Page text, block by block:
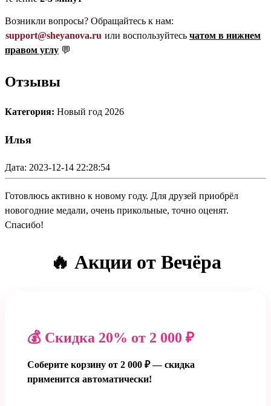
Возникли вопросы? Обращайтесь к нам:
support@sheyanova.ru или воспользуйтесь чатом в нижнем
правом углу 💬
Отзывы
Категория: Новый год 2026
Илья
Дата: 2023-12-14 22:28:54
Готовлюсь активно к новому году. Для друзей приобрёл
новогодние медали, очень прикольные, точно оценят.
Спасибо!
🔥 Акции от Вечёра
💰 Скидка 20% от 2 000 ₽
Соберите корзину от 2 000 ₽ — скидка
применится автоматически!